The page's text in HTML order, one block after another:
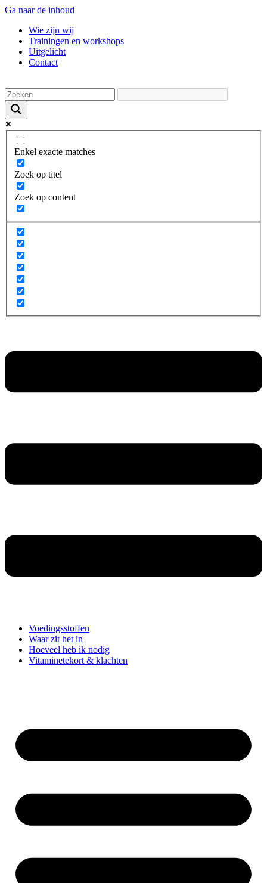
Ga naar de inhoud
Wie zijn wij
Trainingen en workshops
Uitgelicht
Contact
Enkel exacte matches
Zoek op titel
Zoek op content
Voedingsstoffen
Waar zit het in
Hoeveel heb ik nodig
Vitaminetekort & klachten